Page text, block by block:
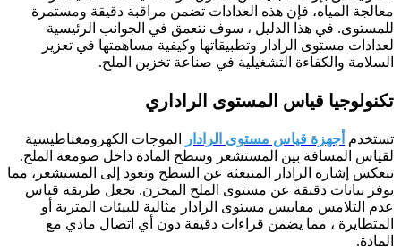
معالجة المياه، فإن هذه العدادات تضمن مراقبة دقيقة ومستمرة
للمستوى. في هذا الدليل ، سوف نتعمق في الجوانب الرئيسية
لعدادات مستوى الرادار وتطبيقاتها وكيفية مساهمتها في تعزيز
السلامة والكفاءة التشغيلية في صناعة تخزين الملح.
تكنولوجيا قياس المستوى الراداري
تستخدم أجهزة قياس مستوى الرادار
الموجات الكهرومغناطيسية
لقياس المسافة بين المستشعر وسطح المادة داخل صومعة الملح.
تنعكس إشارة الرادار المنبعثة عن السطح وتعود إلى المستشعر، مما
يوفر بيانات دقيقة عن مستوى الملح المخزن. تجعل طريقة قياس
عدم التلامس مقاييس مستوى الرادار مثالية للبيئات المتربة أو
المتطايرة ، مما يضمن قراءات دقيقة دون أي اتصال مادي مع
المادة.